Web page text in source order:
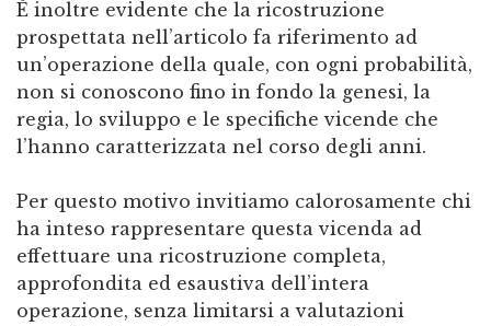
È inoltre evidente che la ricostruzione
prospettata nell’articolo fa riferimento ad
un’operazione della quale, con ogni probabilità,
non si conoscono fino in fondo la genesi, la
regia, lo sviluppo e le specifiche vicende che
l’hanno caratterizzata nel corso degli anni.
Per questo motivo invitiamo calorosamente chi
ha inteso rappresentare questa vicenda ad
effettuare una ricostruzione completa,
approfondita ed esaustiva dell’intera
operazione, senza limitarsi a valutazioni